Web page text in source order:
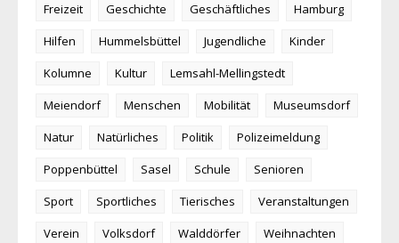
Freizeit
Geschichte Geschäftliches
Hamburg
Hilfen
Hummelsbüttel Jugendliche
Kinder
Kolumne
Kultur
Lemsahl-Mellingstedt
Meiendorf
Menschen Mobilität
Museumsdorf
Natur
Natürliches Politik
Polizeimeldung
Poppenbüttel
Sasel Schule
Senioren
Sport
Sportliches Tierisches
Veranstaltungen
Verein
Volksdorf Walddörfer
Weihnachten